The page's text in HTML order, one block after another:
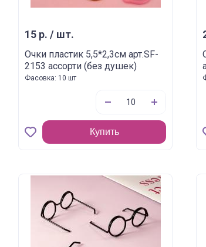
15 р. / шт.
Очки пластик 5,5*2,3см арт.SF-
2153 ассорти (без душек)
Фасовка: 10 шт
Купить